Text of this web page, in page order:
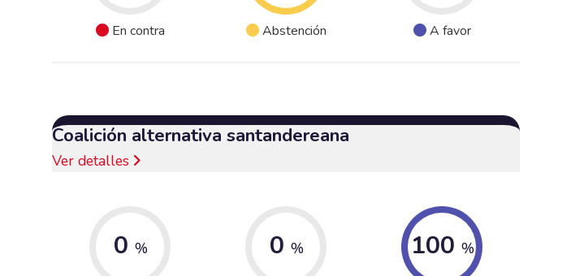
En contra Abstención A favor
Coalición alternativa santandereana
Ver detalles
0 % 0 % 100 %